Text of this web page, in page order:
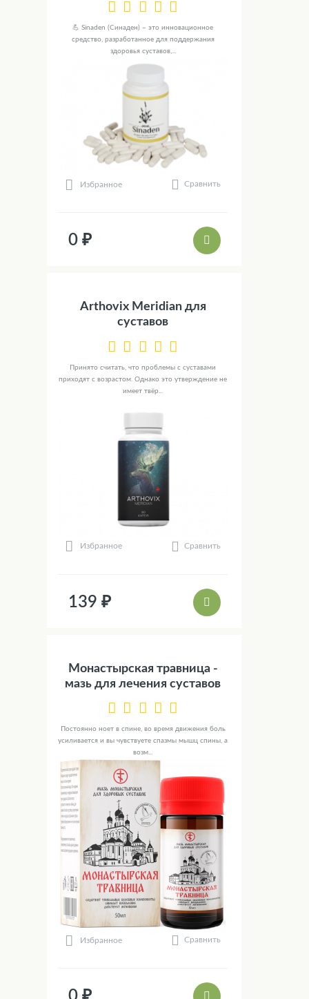
💪 Sinaden (Синаден) – это инновационное
средство, разработанное для поддержания
здоровья суставов,...
Избранное Сравнить
0 ₽
Arthovix Meridian для
суставов
Принято считать, что проблемы с суставами
приходят с возрастом. Однако это утверждение не
имеет твёр...
Избранное Сравнить
139 ₽
Монастырская травница -
мазь для лечения суставов
Постоянно ноет в спине, во время движения боль
усиливается и вы чувствуете спазмы мышц спины, а
возм...
Избранное Сравнить